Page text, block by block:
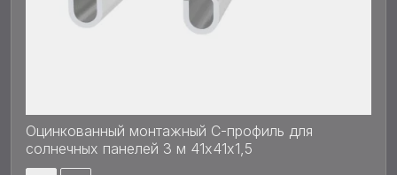
Оцинкованный монтажный С-профиль для
солнечных панелей 3 м 41х41x1,5